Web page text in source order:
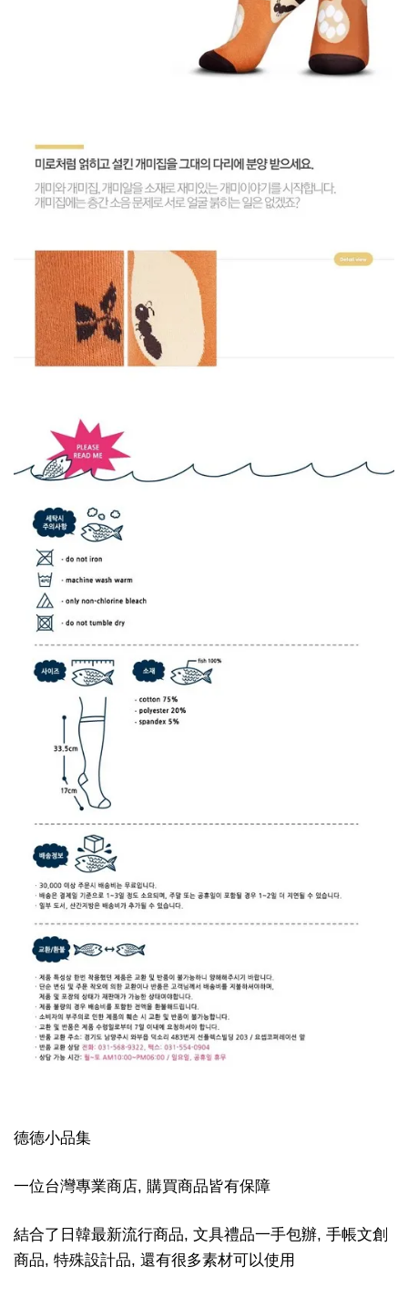
德德小品集
一位台灣專業商店, 購買商品皆有保障
結合了日韓最新流行商品, 文具禮品一手包辦, 手帳文創
商品, 特殊設計品, 還有很多素材可以使用